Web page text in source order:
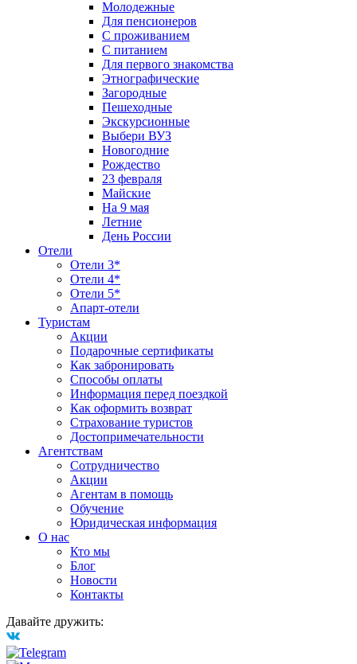
Молодежные
Для пенсионеров
С проживанием
С питанием
Для первого знакомства
Этнографические
Загородные
Пешеходные
Экскурсионные
Выбери ВУЗ
Новогодние
Рождество
23 февраля
Майские
На 9 мая
Летние
День России
Отели
Отели 3*
Отели 4*
Отели 5*
Апарт-отели
Туристам
Акции
Подарочные сертификаты
Как забронировать
Способы оплаты
Информация перед поездкой
Как оформить возврат
Страхование туристов
Достопримечательности
Агентствам
Сотрудничество
Акции
Агентам в помощь
Обучение
Юридическая информация
О нас
Кто мы
Блог
Новости
Контакты
Давайте дружить: